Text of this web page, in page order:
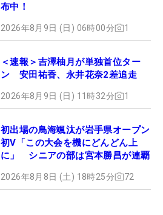
布中！
2026年8月9日 (日) 06時00分 1
＜速報＞吉澤柚月が単独首位ター
ン 安田祐香、永井花奈2差追走
2026年8月9日 (日) 11時32分 1
初出場の鳥海颯汰が岩手県オープン
初V「この大会を機にどんどん上
に」 シニアの部は宮本勝昌が連覇
2026年8月8日 (土) 18時25分 72